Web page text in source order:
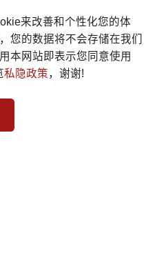
来改善和个性化您的体
您的数据将不会存储在我们
本网站即表示您同意使用
私隐政策，谢谢!